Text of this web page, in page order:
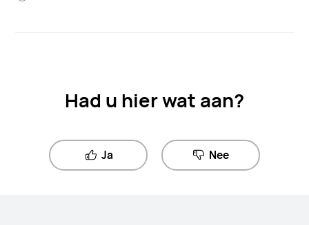
Had u hier wat aan?
Ja Nee